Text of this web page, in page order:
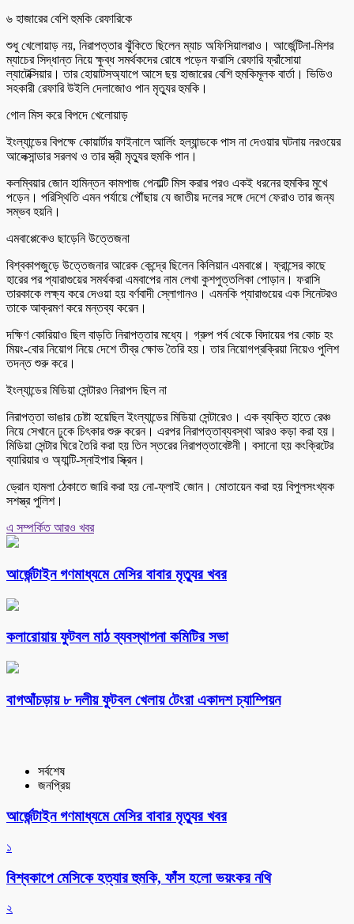
৬ হাজারের বেশি হুমকি রেফারিকে
শুধু খেলোয়াড় নয়, নিরাপত্তার ঝুঁকিতে ছিলেন ম্যাচ অফিসিয়ালরাও। আর্জেন্টিনা-মিশর
ম্যাচের সিদ্ধান্ত নিয়ে ক্ষুব্ধ সমর্থকদের রোষে পড়েন ফরাসি রেফারি ফ্রাঁসোয়া
ল্যাটেক্সিয়ার। তার হোয়াটসঅ্যাপে আসে ছয় হাজারের বেশি হুমকিমূলক বার্তা। ভিডিও
সহকারী রেফারি উইলি দেলাজোও পান মৃত্যুর হুমকি।
গোল মিস করে বিপদে খেলোয়াড়
ইংল্যান্ডের বিপক্ষে কোয়ার্টার ফাইনালে আর্লিং হল্যান্ডকে পাস না দেওয়ার ঘটনায় নরওয়ের
আলেক্সান্ডার সরলথ ও তার স্ত্রী মৃত্যুর হুমকি পান।
কলম্বিয়ার জোন হামিন্তন কামপাজ পেনাল্টি মিস করার পরও একই ধরনের হুমকির মুখে
পড়েন। পরিস্থিতি এমন পর্যায়ে পৌঁছায় যে জাতীয় দলের সঙ্গে দেশে ফেরাও তার জন্য
সম্ভব হয়নি।
এমবাপ্পেকেও ছাড়েনি উত্তেজনা
বিশ্বকাপজুড়ে উত্তেজনার আরেক কেন্দ্রে ছিলেন কিলিয়ান এমবাপ্পে। ফ্রান্সের কাছে
হারের পর প্যারাগুয়ের সমর্থকরা এমবাপের নাম লেখা কুশপুত্তলিকা পোড়ান। ফরাসি
তারকাকে লক্ষ্য করে দেওয়া হয় বর্ণবাদী স্লোগানও। এমনকি প্যারাগুয়ের এক সিনেটরও
তাকে আক্রমণ করে মন্তব্য করেন।
দক্ষিণ কোরিয়াও ছিল বাড়তি নিরাপত্তার মধ্যে। গ্রুপ পর্ব থেকে বিদায়ের পর কোচ হং
মিয়ং-বোর নিয়োগ নিয়ে দেশে তীব্র ক্ষোভ তৈরি হয়। তার নিয়োগপ্রক্রিয়া নিয়েও পুলিশ
তদন্ত শুরু করে।
ইংল্যান্ডের মিডিয়া সেন্টারও নিরাপদ ছিল না
নিরাপত্তা ভাঙার চেষ্টা হয়েছিল ইংল্যান্ডের মিডিয়া সেন্টারেও। এক ব্যক্তি হাতে রেঞ্চ
নিয়ে সেখানে ঢুকে চিৎকার শুরু করেন। এরপর নিরাপত্তাব্যবস্থা আরও কড়া করা হয়।
মিডিয়া সেন্টার ঘিরে তৈরি করা হয় তিন স্তরের নিরাপত্তাবেষ্টনী। বসানো হয় কংক্রিটের
ব্যারিয়ার ও অ্যান্টি-স্নাইপার স্ক্রিন।
ড্রোন হামলা ঠেকাতে জারি করা হয় নো-ফ্লাই জোন। মোতায়েন করা হয় বিপুলসংখ্যক
সশস্ত্র পুলিশ।
এ সম্পর্কিত আরও খবর
আর্জেন্টাইন গণমাধ্যমে মেসির বাবার মৃত্যুর খবর
কলারোয়ায় ফুটবল মাঠ ব্যবস্থাপনা কমিটির সভা
বাগআঁচড়ায় ৮ দলীয় ফুটবল খেলায় টেংরা একাদশ চ্যাম্পিয়ন
সর্বশেষ
জনপ্রিয়
আর্জেন্টাইন গণমাধ্যমে মেসির বাবার মৃত্যুর খবর
১
বিশ্বকাপে মেসিকে হত্যার হুমকি, ফাঁস হলো ভয়ংকর নথি
২